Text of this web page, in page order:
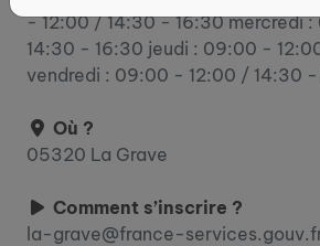
- 12:00 / 14:30 - 16:30 mercredi
14:30 - 16:30 jeudi : 09:00 -
vendredi : 09:00 - 12:00 / 14:30 -
Où ?
05320 La Grave
Comment s’inscrire ?
la-grave@france-